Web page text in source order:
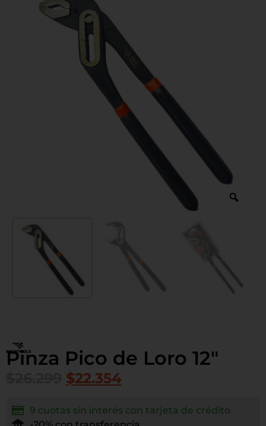
Pinza Pico de Loro 12″
$22.354
9 cuotas sin interés con tarjeta de crédito